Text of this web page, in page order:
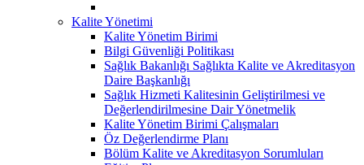
Kalite Yönetimi
Kalite Yönetim Birimi
Bilgi Güvenliği Politikası
Sağlık Bakanlığı Sağlıkta Kalite ve Akreditasyon
Daire Başkanlığı
Sağlık Hizmeti Kalitesinin Geliştirilmesi ve
Değerlendirilmesine Dair Yönetmelik
Kalite Yönetim Birimi Çalışmaları
Öz Değerlendirme Planı
Bölüm Kalite ve Akreditasyon Sorumluları